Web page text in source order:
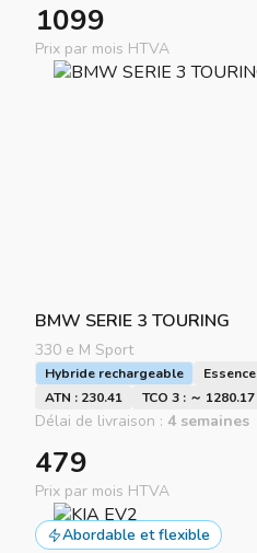
1099
Prix par mois HTVA
BMW SERIE 3 TOURING
330 e M Sport
Hybride rechargeable Essence
ATN : 230.41
TCO 3 : ～ 1280.17
Délai de livraison : 4 semaines
479
Prix par mois HTVA
Abordable et flexible